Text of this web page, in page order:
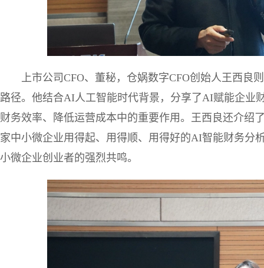
上市公司CFO、董秘，仓娲数字CFO创始人王西
路径。他结合AI人工智能时代背景，分享了AI赋能企业
财务效率、降低运营成本中的重要作用。王西良还介
家中小微企业用得起、用得顺、用得好的AI智能财务分
小微企业创业者的强烈共鸣。